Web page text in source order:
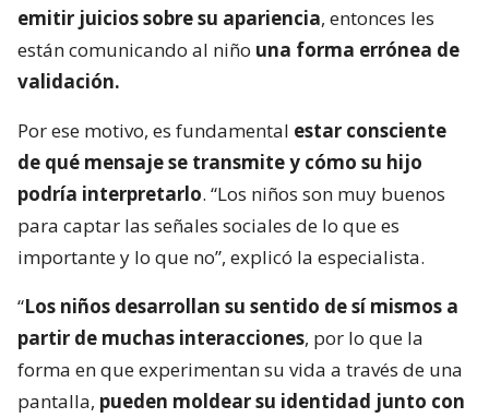
emitir juicios sobre su apariencia, entonces les
están comunicando al niño una forma errónea de
validación.
Por ese motivo, es fundamental estar consciente
de qué mensaje se transmite y cómo su hijo
podría interpretarlo. “Los niños son muy buenos
para captar las señales sociales de lo que es
importante y lo que no”, explicó la especialista.
“Los niños desarrollan su sentido de sí mismos a
partir de muchas interacciones, por lo que la
forma en que experimentan su vida a través de una
pantalla, pueden moldear su identidad junto con